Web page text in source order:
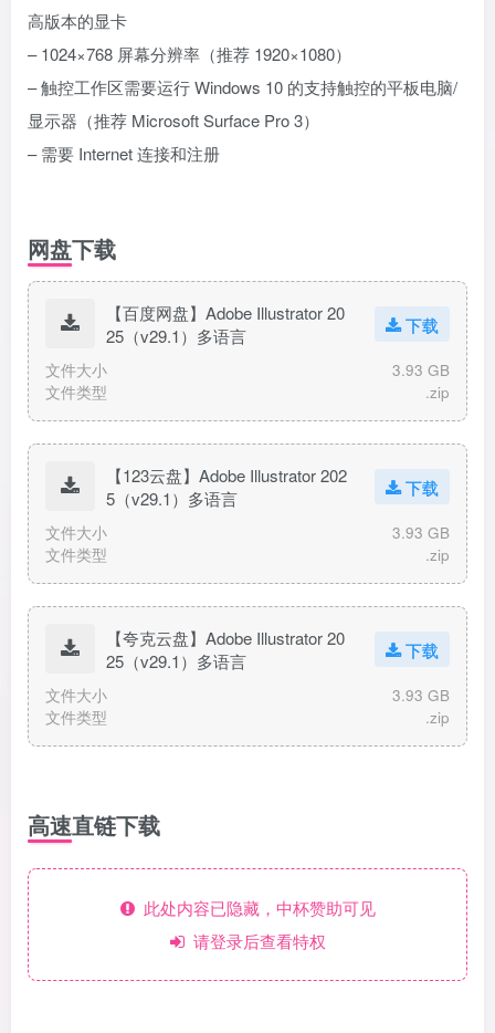
高版本的显卡
– 1024×768 屏幕分辨率（推荐 1920×1080）
– 触控工作区需要运行 Windows 10 的支持触控的平板电脑/
显示器（推荐 Microsoft Surface Pro 3）
– 需要 Internet 连接和注册
网盘下载
【百度网盘】Adobe Illustrator 20
25（v29.1）多语言
下载
文件大小
3.93 GB
文件类型
.zip
【123云盘】Adobe Illustrator 202
5（v29.1）多语言
下载
文件大小
3.93 GB
文件类型
.zip
【夸克云盘】Adobe Illustrator 20
25（v29.1）多语言
下载
文件大小
3.93 GB
文件类型
.zip
高速直链下载
此处内容已隐藏，中杯赞助可见
请登录后查看特权